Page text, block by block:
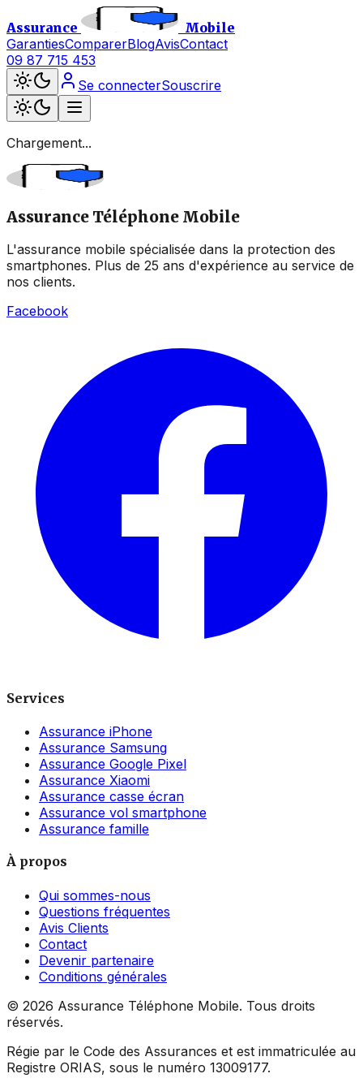
Assurance
Mobile
GarantiesComparerBlogAvisContact
09 87 715 453
Se connecterSouscrire
Chargement...
Assurance Téléphone Mobile
L'assurance mobile spécialisée dans la protection des
smartphones. Plus de 25 ans d'expérience au service de
nos clients.
Facebook
Services
Assurance iPhone
Assurance Samsung
Assurance Google Pixel
Assurance Xiaomi
Assurance casse écran
Assurance vol smartphone
Assurance famille
À propos
Qui sommes-nous
Questions fréquentes
Avis Clients
Contact
Devenir partenaire
Conditions générales
© 2026 Assurance Téléphone Mobile. Tous droits
réservés.
Régie par le Code des Assurances et est immatriculée au
Registre ORIAS, sous le numéro 13009177.